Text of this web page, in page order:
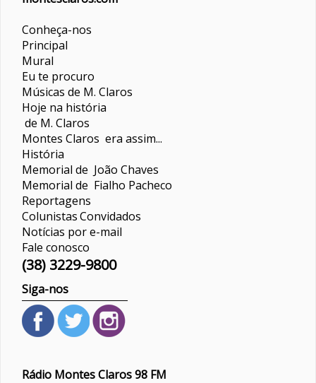
Conheça-nos
Principal
Mural
Eu te procuro
Músicas de M. Claros
Hoje na história
de M. Claros
Montes Claros era assim...
História
Memorial de João Chaves
Memorial de Fialho Pacheco
Reportagens
ColunistasConvidados
Notícias por e-mail
Fale conosco
(38) 3229-9800
Siga-nos
Rádio Montes Claros 98 FM